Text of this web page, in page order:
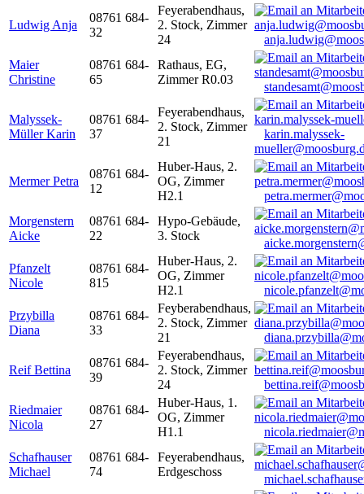
Ludwig Anja
08761 684-
32
Feyerabendhaus,
2. Stock, Zimmer
24
Maier
Christine
08761 684-
65
Rathaus, EG,
Zimmer R0.03
Malyssek-
Müller Karin
08761 684-
37
Feyerabendhaus,
2. Stock, Zimmer
21
karin.malyssek-
Mermer Petra
08761 684-
12
Huber-Haus, 2.
OG, Zimmer
H2.1
Morgenstern
Aicke
08761 684-
22
Hypo-Gebäude,
3. Stock
Pfanzelt
Nicole
08761 684-
815
Huber-Haus, 2.
OG, Zimmer
H2.1
Przybilla
Diana
08761 684-
33
Feyberabendhaus,
2. Stock, Zimmer
21
Reif Bettina
08761 684-
39
Feyerabendhaus,
2. Stock, Zimmer
24
Riedmaier
Nicola
08761 684-
27
Huber-Haus, 1.
OG, Zimmer
H1.1
Schafhauser
Michael
08761 684-
74
Feyerabendhaus,
Erdgeschoss